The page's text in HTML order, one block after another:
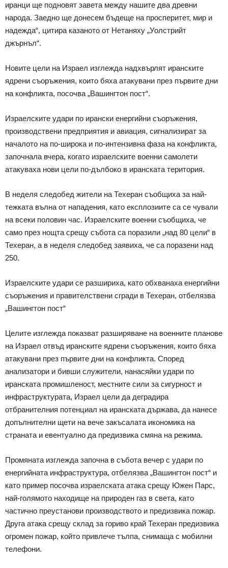
иранци ще подновят завета между нашите два древни
народа. Заедно ще донесем бъдеще на просперитет, мир и
надежда“, цитира казаното от Нетаняху „Уолстрийт
джърнъл“.
Новите цели на Израел изглежда надхвърлят иранските
ядрени съоръжения, които бяха атакувани през първите дни
на конфликта, посочва „Вашингтон пост“.
Израелските удари по ирански енергийни съоръжения,
производствени предприятия и авиация, сигнализират за
началото на по-широка и по-интензивна фаза на конфликта,
започнала вчера, когато израелските военни самолети
атакуваха нови цели по-дълбоко в иранската територия.
В неделя следобед жители на Техеран съобщиха за най-
тежката вълна от нападения, като експлозиите са се чували
на всеки половин час. Израелските военни съобщиха, че
само през нощта срещу събота са поразили „над 80 цели“ в
Техеран, а в неделя следобед заявиха, че са поразени над
250.
Израелските удари се разшириха, като обхванаха енергийни
съоръжения и правителствени сгради в Техеран, отбелязва
„Вашингтон пост“
Целите изглежда показват разширяване на военните планове
на Израел отвъд иранските ядрени съоръжения, които бяха
атакувани през първите дни на конфликта. Според
анализатори и бивши служители, нанасяйки удари по
иранската промишленост, местните сили за сигурност и
инфраструктурата, Израел цели да деградира
отбранителния потенциал на иранската държава, да нанесе
допълнителни щети на вече закъсалата икономика на
страната и евентуално да предизвика смяна на режима.
Промяната изглежда започна в събота вечер с удари по
енергийната инфраструктура, отбелязва „Вашингтон пост“ и
като пример посочва израелската атака срещу Южен Парс,
най-голямото находище на природен газ в света, като
частично преустанови производството и предизвика пожар.
Друга атака срещу склад за гориво край Техеран предизвика
огромен пожар, който привлече тълпа, снимаща с мобилни
телефони.